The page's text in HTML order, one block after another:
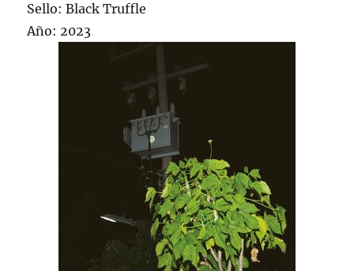
Sello: Black Truffle
Año: 2023